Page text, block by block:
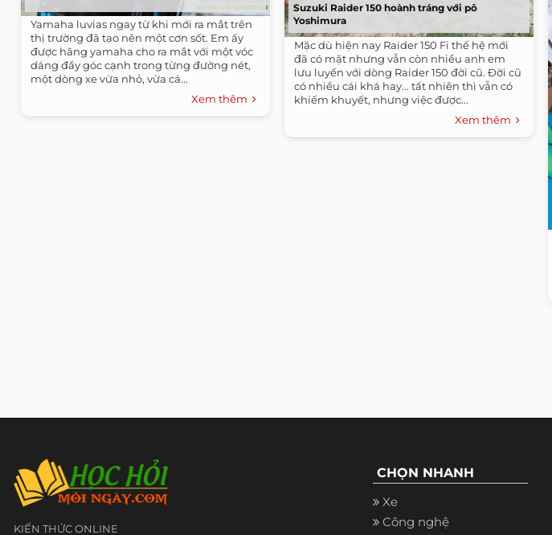
Yamaha luvias ngay từ khi mới ra mắt trên
thị trường đã tạo nên một cơn sốt. Em ấy
được hãng yamaha cho ra mắt với một vóc
dáng đầy góc cạnh trong từng đường nét,
một dòng xe vừa nhỏ, vừa cá...
Xem thêm
Suzuki Raider 150 hoành tráng với pô
Yoshimura
Mặc dù hiện nay Raider 150 Fi thế hệ mới
đã có mặt nhưng vẫn còn nhiều anh em
lưu luyến với dòng Raider 150 đời cũ. Đời cũ
có nhiều cái khá hay... tất nhiên thì vẫn có
khiếm khuyết, nhưng việc được...
Xem thêm
KIẾN THỨC ONLINE
CHỌN NHANH
Xe
Công nghệ